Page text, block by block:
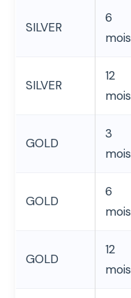
SILVER
6
mois
SILVER
12
mois
GOLD
3
mois
GOLD
6
mois
GOLD
12
mois